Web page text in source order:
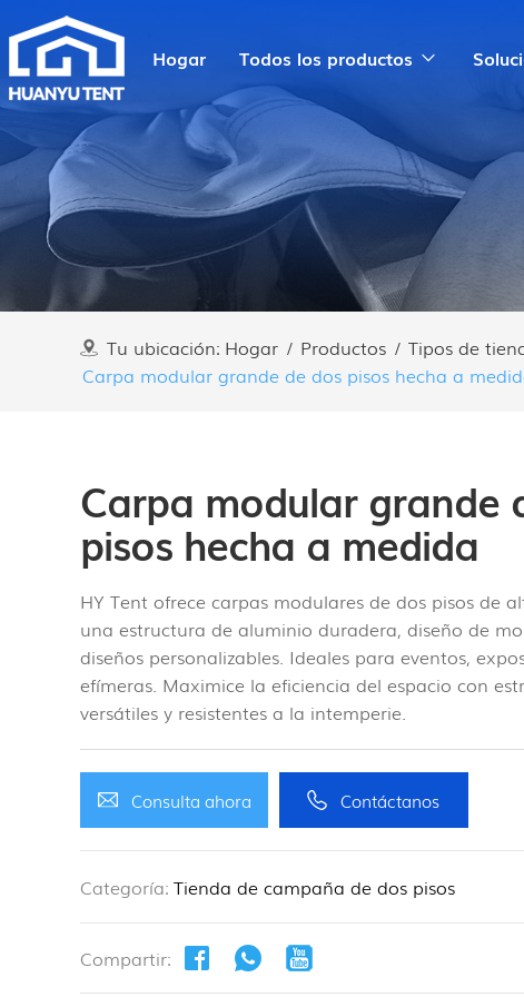
Hogar Todos los productos
Tu ubicación: Hogar / Productos / Tipos de
Carpa modular grande de dos pisos hecha a
Carpa modular grande
pisos hecha a medida
HY Tent ofrece carpas modulares de dos pisos de
una estructura de aluminio duradera, diseño de
diseños personalizables. Ideales para eventos,
efímeras. Maximice la eficiencia del espacio con
versátiles y resistentes a la intemperie.
Consulta ahora Contáctanos
Categoría: Tienda de campaña de dos pisos
Compartir: